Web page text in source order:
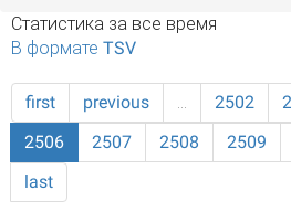
Статистика за все время
В формате TSV
first previous … 2502
2506
2507 2508 2509
last